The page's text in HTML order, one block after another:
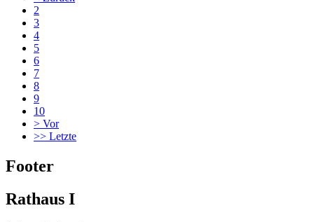
2
3
4
5
6
7
8
9
10
> Vor
>> Letzte
Footer
Rathaus I